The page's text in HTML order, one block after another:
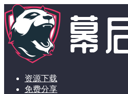
资源下载
免费分享